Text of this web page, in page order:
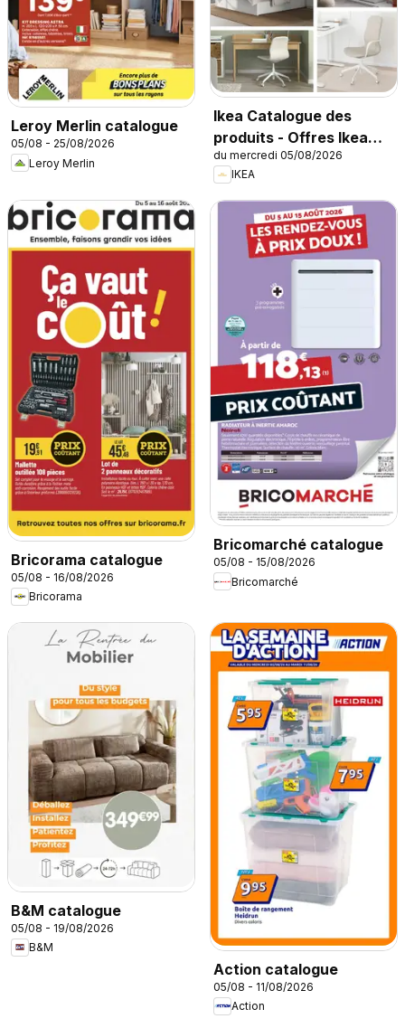
Leroy Merlin catalogue
05/08 - 25/08/2026
Leroy Merlin
Ikea Catalogue des
produits - Offres Ikea
Family
du mercredi 05/08/2026
IKEA
Bricorama catalogue
05/08 - 16/08/2026
Bricorama
Bricomarché catalogue
05/08 - 15/08/2026
Bricomarché
B&M catalogue
05/08 - 19/08/2026
B&M
Action catalogue
05/08 - 11/08/2026
Action